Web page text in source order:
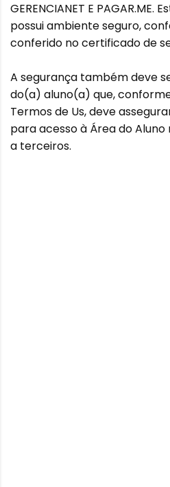
GERENCIANET E
possui ambiente seguro,
conferido no certificado de
A segurança também deve
do(a) aluno(a) que,
Termos de Us, deve
para acesso à Área do
a terceiros.